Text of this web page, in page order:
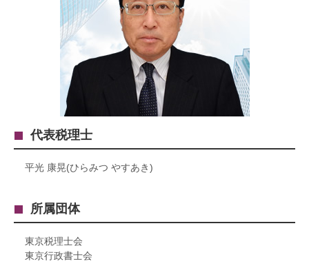
代表税理士
平光 康晃(ひらみつ やすあき)
所属団体
東京税理士会
東京行政書士会